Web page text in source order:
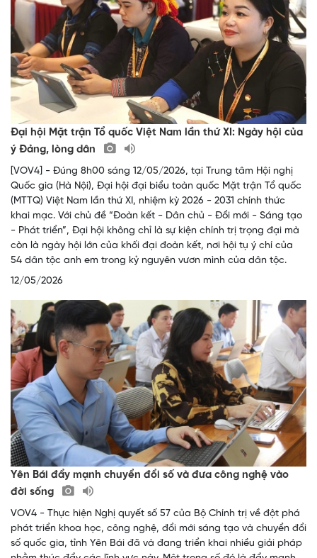
Đại hội Mặt trận Tổ quốc Việt Nam lần thứ XI: Ngày hội của
ý Đảng, lòng dân
[VOV4] - Đúng 8h00 sáng 12/05/2026, tại Trung tâm Hội nghị
Quốc gia (Hà Nội), Đại hội đại biểu toàn quốc Mặt trận Tổ quốc
(MTTQ) Việt Nam lần thứ XI, nhiệm kỳ 2026 - 2031 chính thức
khai mạc. Với chủ đề “Đoàn kết - Dân chủ - Đổi mới - Sáng tạo
- Phát triển”, Đại hội không chỉ là sự kiện chính trị trọng đại mà
còn là ngày hội lớn của khối đại đoàn kết, nơi hội tụ ý chí của
54 dân tộc anh em trong kỷ nguyên vươn mình của dân tộc.
12/05/2026
Yên Bái đẩy mạnh chuyển đổi số và đưa công nghệ vào
đời sống
VOV4 - Thực hiện Nghị quyết số 57 của Bộ Chính trị về đột phá
phát triển khoa học, công nghệ, đổi mới sáng tạo và chuyển đổi
số quốc gia, tỉnh Yên Bái đã và đang triển khai nhiều giải pháp